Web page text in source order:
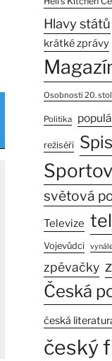
Hlavy států
krátké zprávy
Osobnosti 20.
Politika
režiséři
světová
Televize
Vojevůdci
zpěvačky
Česká
česká
český